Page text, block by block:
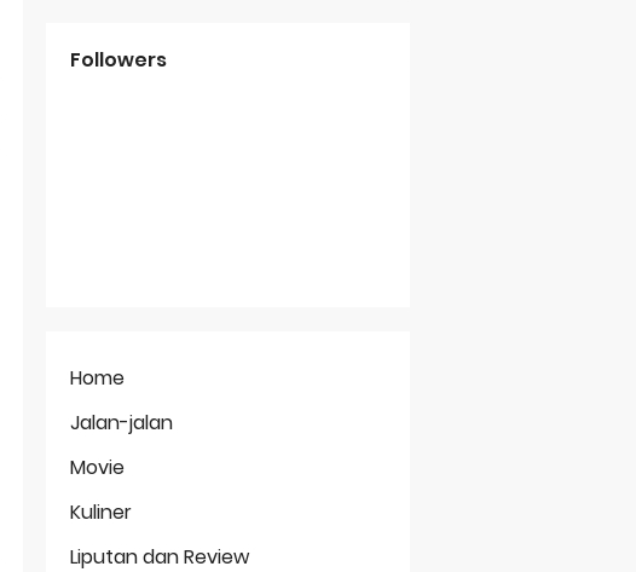
Followers
Home
Jalan-jalan
Movie
Kuliner
Liputan dan Review